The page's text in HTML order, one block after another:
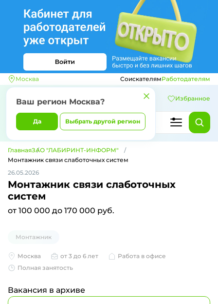
Москва
Ваш регион Москва?
Да Выбрать другой регион
СоискателямРаботодателям
Избранное
ГлавнаяЗАО "ЛАБИРИНТ-ИНФОРМ"
Монтажник связи слаботочных систем
26.05.2026
Монтажник связи слаботочных
систем
от 100 000 до 170 000 руб.
Монтажник
Москва от 3 до 6 лет
Работа в офисе
Полная занятость
Вакансия в архиве